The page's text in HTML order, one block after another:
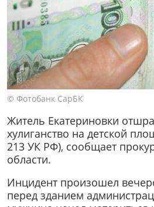
© Фотобанк СарБК
Житель Екатериновки
хулиганство на детской
213 УК РФ), сообщает
области.
Инцидент произошел
перед зданием